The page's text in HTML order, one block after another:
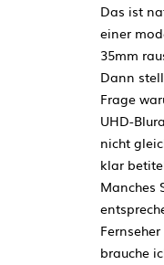
Das ist
einer
35mm
Dann
Frage
UHD-
nicht
klar
Manches
brauche